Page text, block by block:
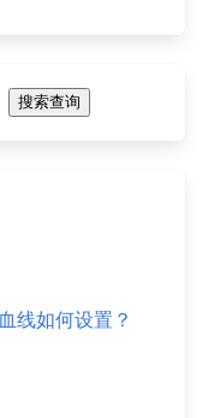
搜索查询
线如何设置？